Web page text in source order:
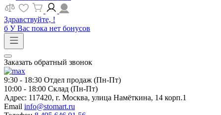
Здравствуйте, !
б У Вас пока нет бонусов
Заказать обратный звонок
9:30 - 18:30 Отдел продаж (Пн-Пт)
10:00 - 18:00 Склад (Пн-Пт)
Адрес: 117420, г. Москва, улица Намёткина, 14 корп.1
Email info@stomart.ru